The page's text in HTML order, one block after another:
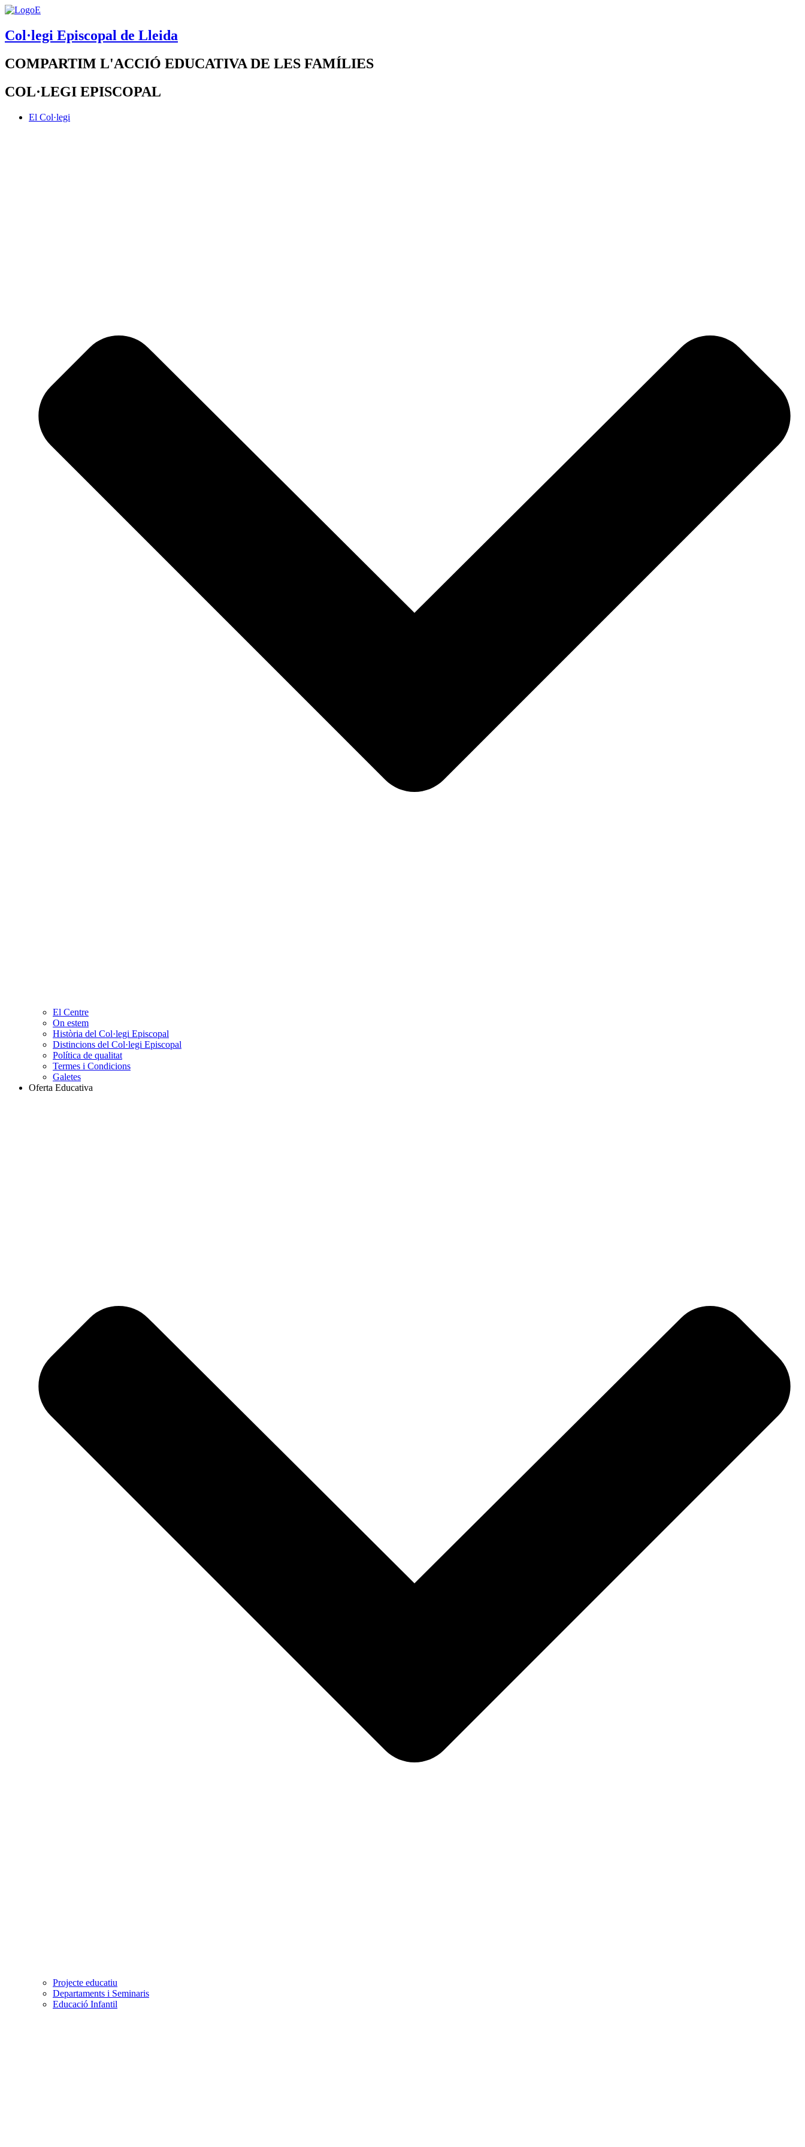
Col·legi Episcopal de Lleida
COMPARTIM L'ACCIÓ EDUCATIVA DE LES FAMÍLIES
COL·LEGI EPISCOPAL
El Col·legi
El Centre
On estem
Història del Col·legi Episcopal
Distincions del Col·legi Episcopal
Política de qualitat
Termes i Condicions
Galetes
Oferta Educativa
Projecte educatiu
Departaments i Seminaris
Educació Infantil